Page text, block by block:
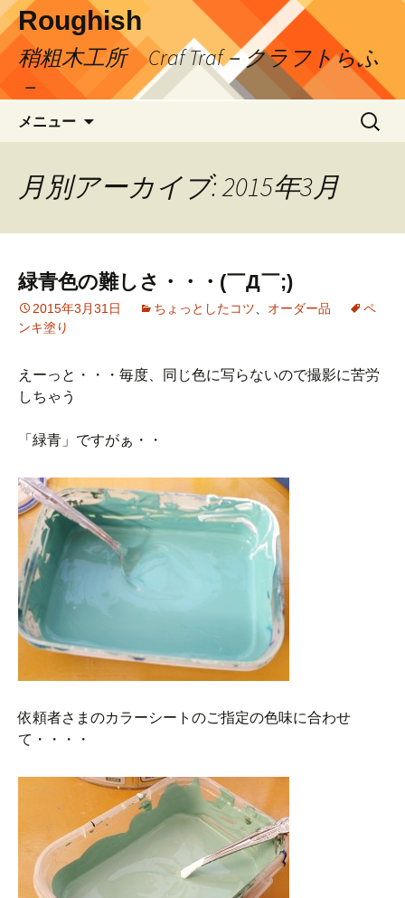
コ
ン
テ
ツ
ス
Roughish
稍粗木工所 Craf Traf－クラフトらふ
－
メニュー
検
索:
月別アーカイブ: 2015年3月
緑青色の難しさ・・・(￣Д￣;)
2015年3月31日 ちょっとしたコツ オーダー品
ペ
ンキ塗り
えーっと・・・毎度、同じ色に写らないので撮影に苦労
しちゃう
「緑青」ですがぁ・・
依頼者さまのカラーシートのご指定の色味に合わせ
て・・・・